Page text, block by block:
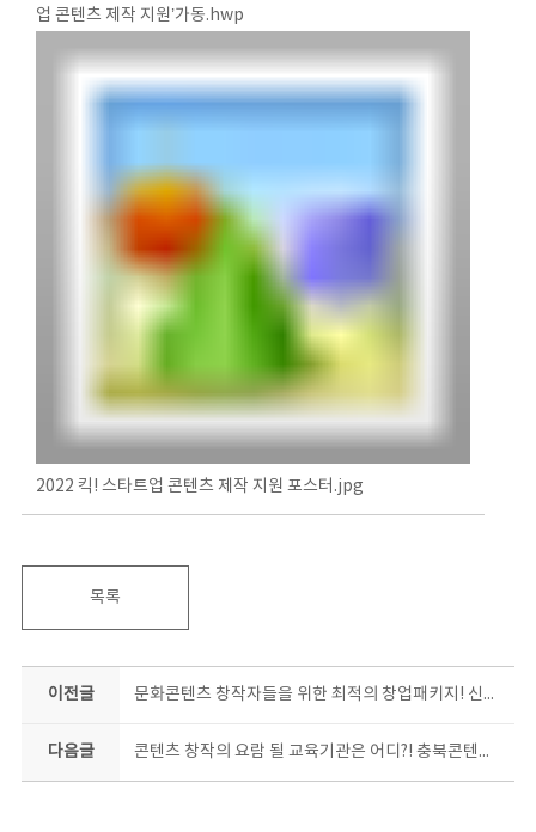
업 콘텐츠 제작 지원’가동.hwp
2022 킥! 스타트업 콘텐츠 제작 지원 포스터.jpg
목록
이전글 문화콘텐츠 창작자들을 위한 최적의 창업패키지! 신청하면, 창업한다~
다음글 콘텐츠 창작의 요람 될 교육기관은 어디?! 충북콘텐츠코리아랩 ‘콘텐츠 창작과정’함께 할 교육기관 모집